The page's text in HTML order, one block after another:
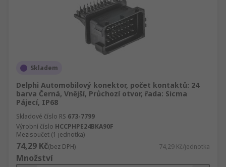
Skladem
Delphi Automobilový konektor, počet kontaktů: 24
barva Černá, Vnější, Průchozí otvor, řada: Sicma
Pájecí, IP68
Skladové číslo RS 673-7799
Výrobní číslo HCCPHPE24BKA90F
Mezisoučet (1 jednotka)
74,29 Kč(bez DPH) 74,29 Kč/jednotka
Množství